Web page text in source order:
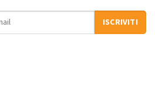
ISCRIVITI